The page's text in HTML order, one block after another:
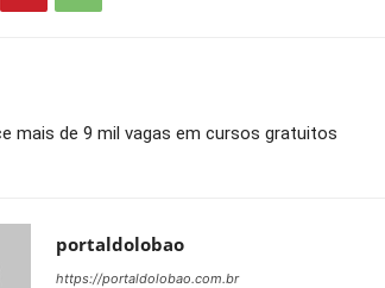
mais de 9 mil vagas em cursos gratuitos
portaldolobao
https://portaldolobao.com.br